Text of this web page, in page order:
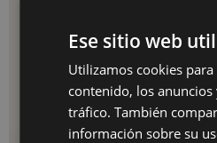
para su mantenimiento. Lleva a
con mucho estilo y que se
trata de materiales naturales el
por lo que no encontrarás dos
Ese sitio web
Utilizamos cookies
contenido, los
tráfico. También
información sobre su